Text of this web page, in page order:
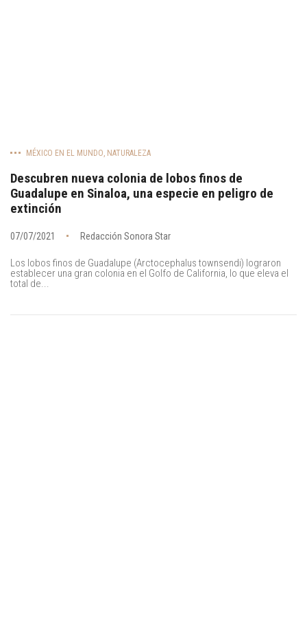
MÉXICO EN EL MUNDO, NATURALEZA
Descubren nueva colonia de lobos finos de
Guadalupe en Sinaloa, una especie en peligro de
extinción
07/07/2021 Redacción Sonora Star
Los lobos finos de Guadalupe (Arctocephalus townsendi) lograron
establecer una gran colonia en el Golfo de California, lo que eleva el
total de...